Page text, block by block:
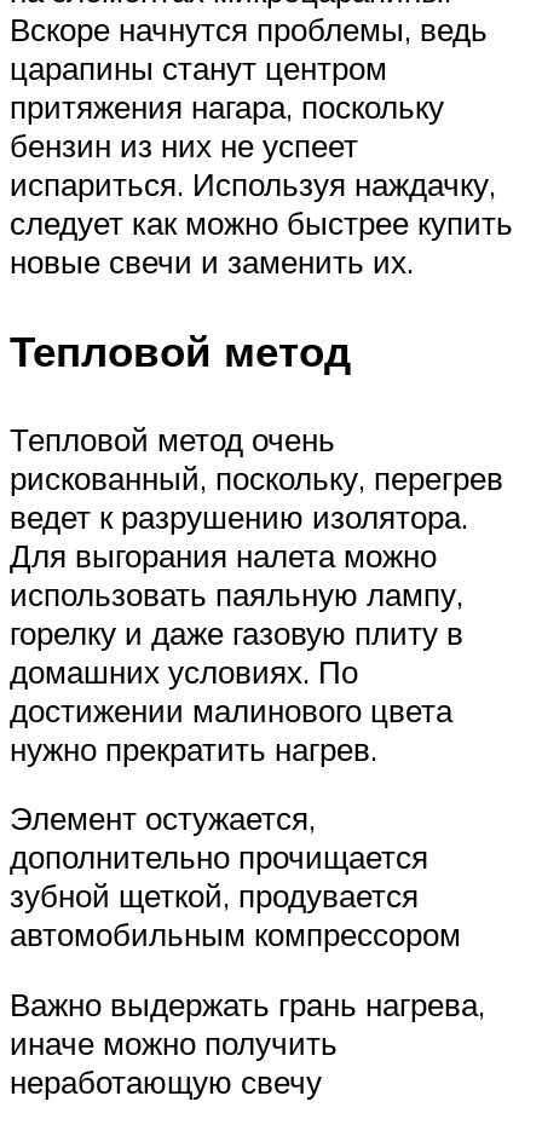
Вскоре начнутся проблемы, ведь
царапины станут центром
притяжения нагара, поскольку
бензин из них не успеет
испариться. Используя наждачку,
следует как можно быстрее купить
новые свечи и заменить их.
Тепловой метод
Тепловой метод очень
рискованный, поскольку, перегрев
ведет к разрушению изолятора.
Для выгорания налета можно
использовать паяльную лампу,
горелку и даже газовую плиту в
домашних условиях. По
достижении малинового цвета
нужно прекратить нагрев.
Элемент остужается,
дополнительно прочищается
зубной щеткой, продувается
автомобильным компрессором
Важно выдержать грань нагрева,
иначе можно получить
неработающую свечу